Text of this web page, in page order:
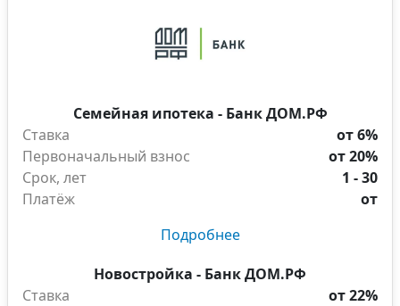
Семейная ипотека - Банк ДОМ.РФ
Ставка
от 6%
Первоначальный взнос
от 20%
Срок, лет
1 - 30
Платёж
от
Подробнее
Новостройка - Банк ДОМ.РФ
Ставка
от 22%